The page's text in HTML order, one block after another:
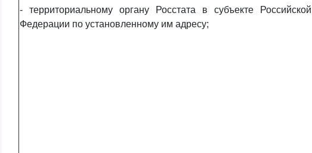
- территориальному органу Росстата в субъекте Российской
Федерации по установленному им адресу;